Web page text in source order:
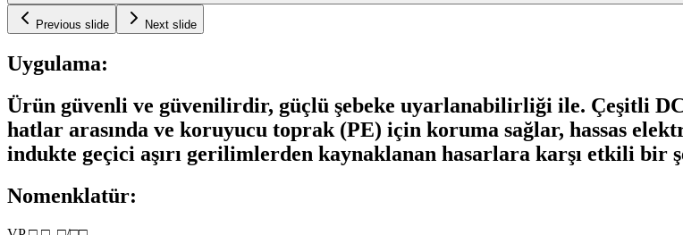
Previous slide Next slide
Uygulama:
Ürün güvenli ve güvenilirdir, güçlü şebeke uyarlanabilirliği ile. Çeşitli
hatlar arasında ve koruyucu toprak (PE) için koruma sağlar, hassas
indukte geçici aşırı gerilimlerden kaynaklanan hasarlara karşı etkili bir
Nomenklatür: